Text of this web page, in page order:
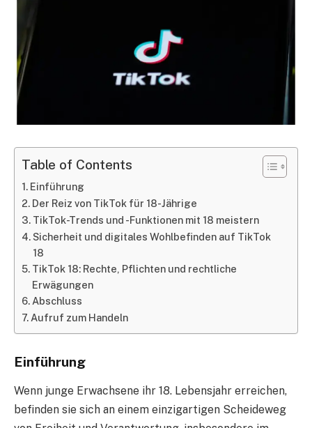
Table of Contents
Einführung
Der Reiz von TikTok für 18-Jährige
TikTok-Trends und -Funktionen mit 18 meistern
Sicherheit und digitales Wohlbefinden auf TikTok
18
TikTok 18: Rechte, Pflichten und rechtliche
Erwägungen
Abschluss
Aufruf zum Handeln
Einführung
Wenn junge Erwachsene ihr 18. Lebensjahr erreichen,
befinden sie sich an einem einzigartigen Scheideweg